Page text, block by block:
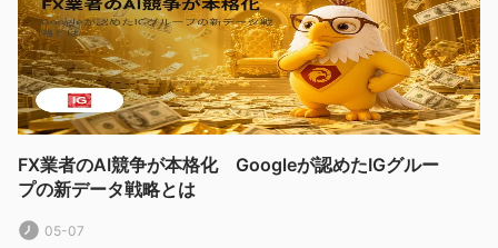
カード登録後、即時のクレジット/デビットカード取引を含む
入金オプションがあり、アカウントごとに最大5枚のカードが許
可されています。
香港のクライアント向けには、香港ドルでの無料FPS送金が
利用可能であり、通常1営業日以内にクリアされます。
銀行振込 もサポートされています。迅速かつ正確な資金の割り
当てを確保するために、常にアカウントIDを参照として含めてく
ただし、Visa入金には手数料1%、Mastercard入金には手数料
FX業者のAI競争が本格化 Googleが認めたIGグルー
プの新データ戦略とは
05-07